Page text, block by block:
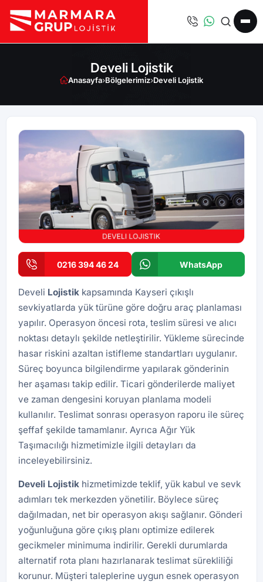
Develi Lojistik
Anasayfa›Bölgelerimiz›Develi Lojistik
0216 394 46 24 WhatsApp
Develi Lojistik kapsamında Kayseri çıkışlı
sevkiyatlarda yük türüne göre doğru araç planlaması
yapılır. Operasyon öncesi rota, teslim süresi ve alıcı
noktası detaylı şekilde netleştirilir. Yükleme sürecinde
hasar riskini azaltan istifleme standartları uygulanır.
Süreç boyunca bilgilendirme yapılarak gönderinin
her aşaması takip edilir. Ticari gönderilerde maliyet
ve zaman dengesini koruyan planlama modeli
kullanılır. Teslimat sonrası operasyon raporu ile süreç
şeffaf şekilde tamamlanır. Ayrıca Ağır Yük
Taşımacılığı hizmetimizle ilgili detayları da
inceleyebilirsiniz.
Develi Lojistik hizmetimizde teklif, yük kabul ve sevk
adımları tek merkezden yönetilir. Böylece süreç
dağılmadan, net bir operasyon akışı sağlanır. Gönderi
yoğunluğuna göre çıkış planı optimize edilerek
gecikmeler minimuma indirilir. Gerekli durumlarda
alternatif rota planı hazırlanarak teslimat sürekliliği
korunur. Müşteri taleplerine uygun esnek operasyon